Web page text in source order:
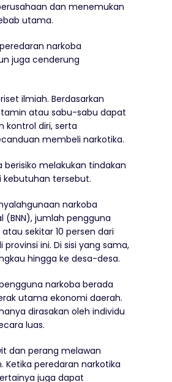
dan menemukan
utama.
narkoba
juga cenderung
ilmiah. Berdasarkan
atau sabu-sabu dapat
kontrol diri, serta
membeli narkotika.
melakukan tindakan
tersebut.
narkoba
(BNN), jumlah pengguna
sekitar 10 persen dari
ini. Di sisi yang sama,
hingga ke desa-desa.
narkoba berada
utama ekonomi daerah.
dirasakan oleh individu
luas.
dan perang melawan
Ketika peredaran narkotika
juga dapat